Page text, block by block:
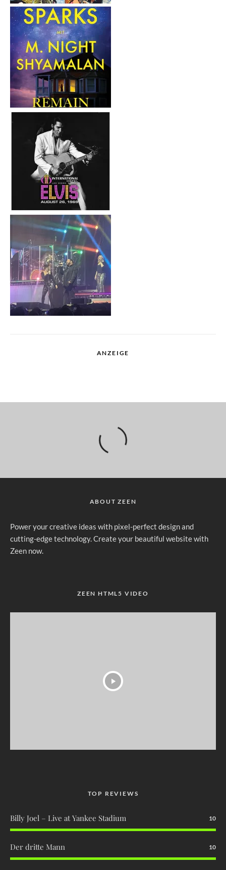
ANZEIGE
ABOUT ZEEN
Power your creative ideas with pixel-perfect design and
cutting-edge technology. Create your beautiful website with
Zeen now.
ZEEN HTML5 VIDEO
TOP REVIEWS
Billy Joel – Live at Yankee Stadium 10
Der dritte Mann 10